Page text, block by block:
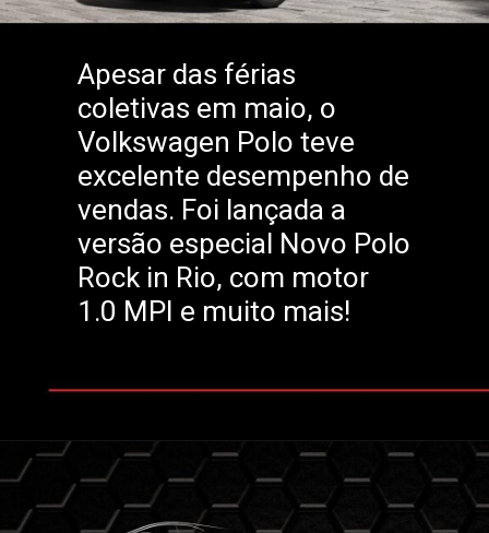
Apesar das férias
coletivas em maio, o
Volkswagen Polo teve
excelente desempenho de
vendas. Foi lançada a
versão especial Novo Polo
Rock in Rio, com motor
1.0 MPI e muito mais!